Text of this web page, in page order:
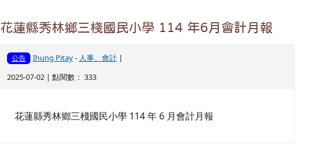
花蓮縣秀林鄉三棧國民小學 114 年6月會計月報
公告 Ihung Pitay- 人事、會計|
2025-07-02 | 點閱數： 333
花蓮縣秀林鄉三棧國民小學 114 年 6 月會計月報